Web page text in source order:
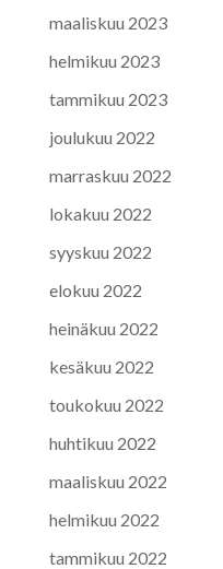
maaliskuu 2023
helmikuu 2023
tammikuu 2023
joulukuu 2022
marraskuu 2022
lokakuu 2022
syyskuu 2022
elokuu 2022
heinäkuu 2022
kesäkuu 2022
toukokuu 2022
huhtikuu 2022
maaliskuu 2022
helmikuu 2022
tammikuu 2022